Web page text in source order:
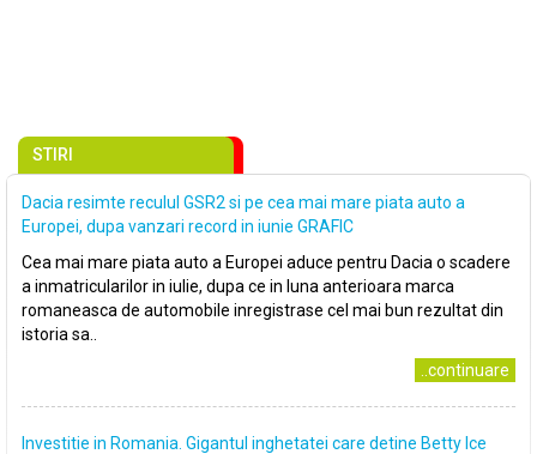
STIRI
Dacia resimte reculul GSR2 si pe cea mai mare piata auto a
Europei, dupa vanzari record in iunie GRAFIC
Cea mai mare piata auto a Europei aduce pentru Dacia o scadere
a inmatricularilor in iulie, dupa ce in luna anterioara marca
romaneasca de automobile inregistrase cel mai bun rezultat din
istoria sa..
..continuare
Investitie in Romania. Gigantul inghetatei care detine Betty Ice